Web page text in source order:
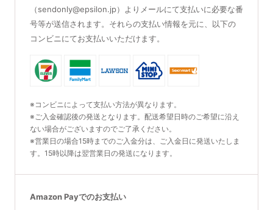
（sendonly@epsilon.jp）よりメールにて支払いに必要な番
号等が送信されます。それらの支払い情報を元に、以下の
コンビニにてお支払いいただけます。
※コンビニによって支払い方法が異なります。
※ご入金確認後の発送となります。配送希望日時のご希望に沿え
ない場合がございますのでご了承ください。
※営業日の場合15時までのご入金分は、ご入金日に発送いたしま
す。15時以降は翌営業日の発送になります。
Amazon Payでのお支払い